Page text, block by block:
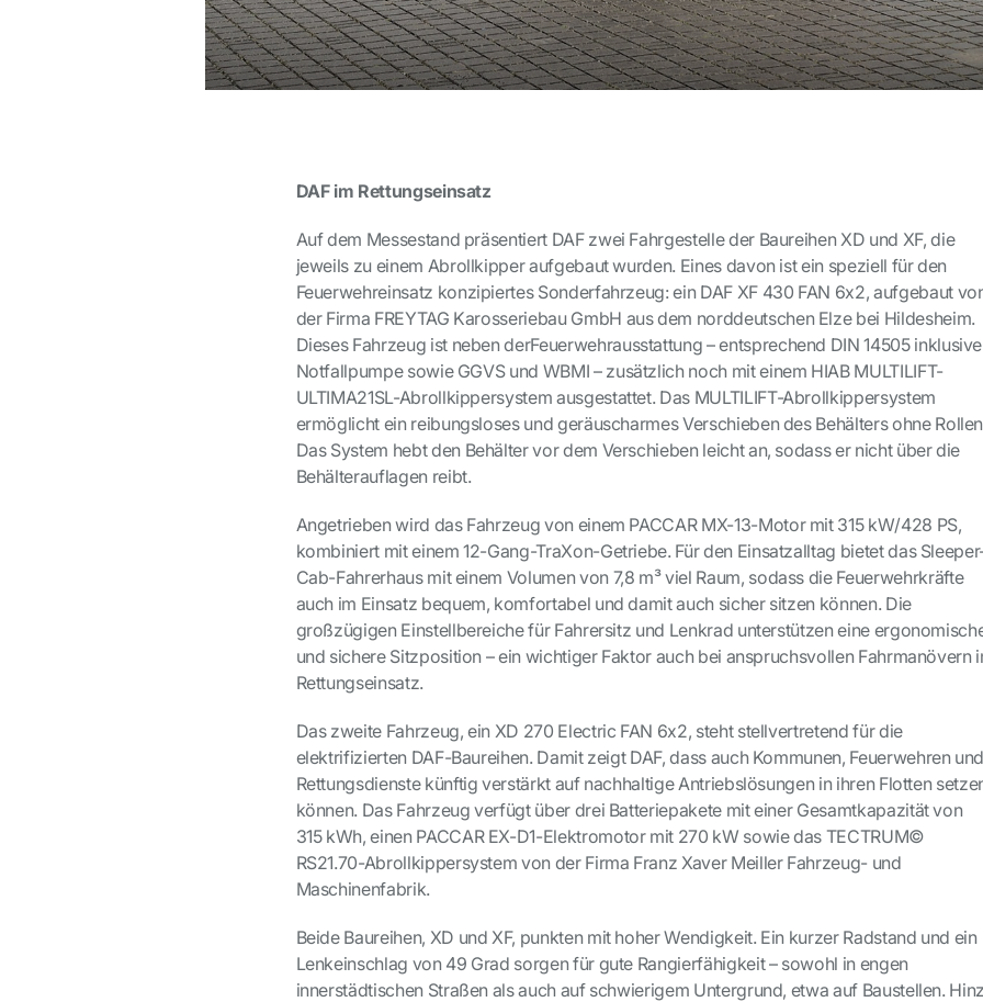
DAF im Rettungseinsatz
Auf dem Messestand präsentiert DAF zwei Fahrgestelle der Baureihen XD und XF, die
jeweils zu einem Abrollkipper aufgebaut wurden. Eines davon ist ein speziell für den
Feuerwehreinsatz konzipiertes Sonderfahrzeug: ein DAF XF 430 FAN 6x2, aufgebaut
der Firma FREYTAG Karosseriebau GmbH aus dem norddeutschen Elze bei Hildesheim.
Dieses Fahrzeug ist neben derFeuerwehrausstattung – entsprechend DIN 14505 inklusive
Notfallpumpe sowie GGVS und WBMI – zusätzlich noch mit einem HIAB MULTILIFT-
ULTIMA21SL-Abrollkippersystem ausgestattet. Das MULTILIFT-Abrollkippersystem
ermöglicht ein reibungsloses und geräuscharmes Verschieben des Behälters ohne
Das System hebt den Behälter vor dem Verschieben leicht an, sodass er nicht über die
Behälterauflagen reibt.
Angetrieben wird das Fahrzeug von einem PACCAR MX-13-Motor mit 315 kW/428 PS,
kombiniert mit einem 12-Gang-TraXon-Getriebe. Für den Einsatzalltag bietet das
Cab-Fahrerhaus mit einem Volumen von 7,8 m³ viel Raum, sodass die Feuerwehrkräfte
auch im Einsatz bequem, komfortabel und damit auch sicher sitzen können. Die
großzügigen Einstellbereiche für Fahrersitz und Lenkrad unterstützen eine
und sichere Sitzposition – ein wichtiger Faktor auch bei anspruchsvollen Fahrmanövern
Rettungseinsatz.
Das zweite Fahrzeug, ein XD 270 Electric FAN 6x2, steht stellvertretend für die
elektrifizierten DAF-Baureihen. Damit zeigt DAF, dass auch Kommunen, Feuerwehren und
Rettungsdienste künftig verstärkt auf nachhaltige Antriebslösungen in ihren Flotten
können. Das Fahrzeug verfügt über drei Batteriepakete mit einer Gesamtkapazität von
315 kWh, einen PACCAR EX-D1-Elektromotor mit 270 kW sowie das TECTRUM©
RS21.70-Abrollkippersystem von der Firma Franz Xaver Meiller Fahrzeug- und
Maschinenfabrik.
Beide Baureihen, XD und XF, punkten mit hoher Wendigkeit. Ein kurzer Radstand und ein
Lenkeinschlag von 49 Grad sorgen für gute Rangierfähigkeit – sowohl in engen
innerstädtischen Straßen als auch auf schwierigem Untergrund, etwa auf Baustellen.